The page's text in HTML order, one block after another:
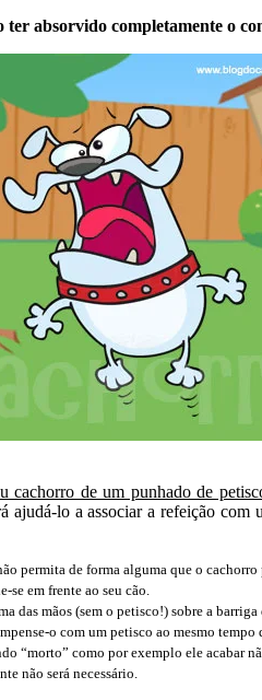
ter absorvido completamente o
cachorro de um punhado de
lo a associar a refeição
permita de forma alguma que o cachorro
se em frente ao seu cão.
das mãos (sem o petisco!) sobre a
o com um petisco ao mesmo
“morto” como por exemplo ele
não será necessário.